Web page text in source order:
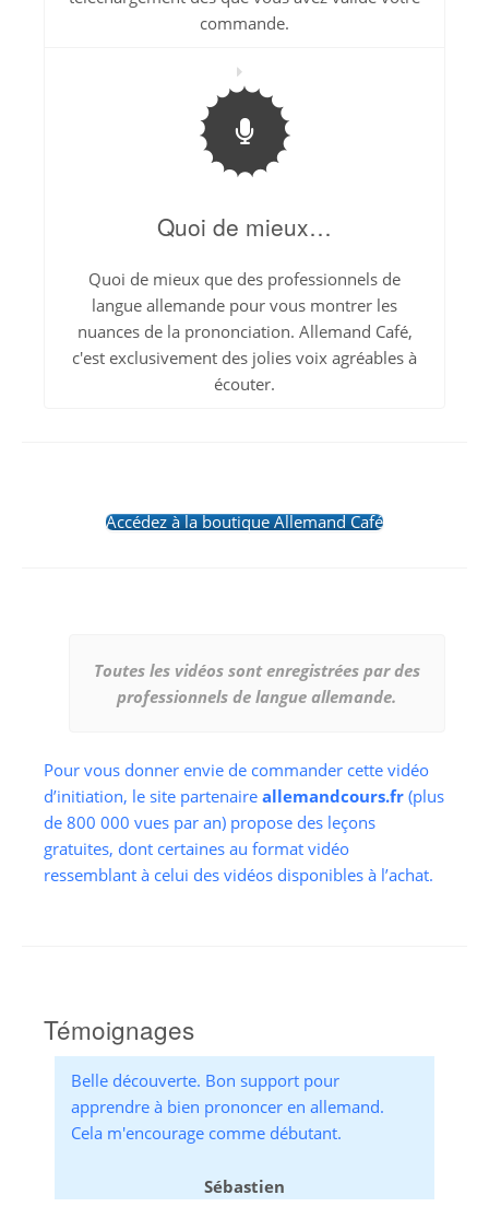
commande.
Quoi de mieux…
Quoi de mieux que des professionnels de
langue allemande pour vous montrer les
nuances de la prononciation. Allemand Café,
c'est exclusivement des jolies voix agréables à
écouter.
Accédez à la boutique Allemand Café
Toutes les vidéos sont enregistrées par des
professionnels de langue allemande.
Pour vous donner envie de commander cette vidéo
d’initiation, le site partenaire allemandcours.fr (plus
de 800 000 vues par an) propose des leçons
gratuites, dont certaines au format vidéo
ressemblant à celui des vidéos disponibles à l’achat.
Témoignages
Belle découverte. Bon support pour
apprendre à bien prononcer en allemand.
Cela m'encourage comme débutant.
Sébastien